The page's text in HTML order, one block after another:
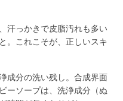
汗っかきで皮脂汚れも多い
。これこそが、正しいスキ
成分の洗い残し。合成界面
ーソープは、洗浄成分（ぬ